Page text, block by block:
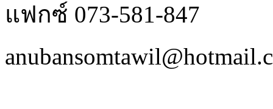
แฟกซ์ 073-581-847